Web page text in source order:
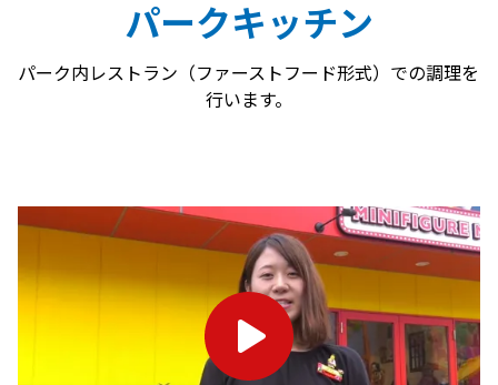
パークキッチン
パーク内レストラン（ファーストフード形式）での調理を
行います。